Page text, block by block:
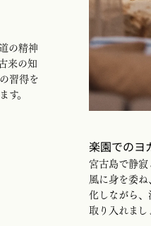
の精神
来の知
習得を
。
楽園でのヨ
宮古島で静
風に身を委
化しながら
取り入れまし